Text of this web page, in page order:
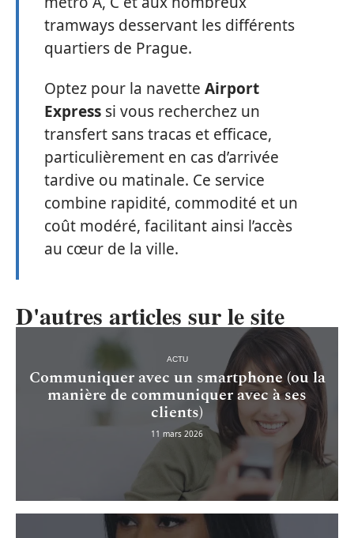
tramways desservant les différents
quartiers de Prague.
Optez pour la navette Airport
Express si vous recherchez un
transfert sans tracas et efficace,
particulièrement en cas d’arrivée
tardive ou matinale. Ce service
combine rapidité, commodité et un
coût modéré, facilitant ainsi l’accès
au cœur de la ville.
D'autres articles sur le site
ACTU
Communiquer avec un smartphone (ou la
manière de communiquer avec à ses
clients)
11 mars 2026